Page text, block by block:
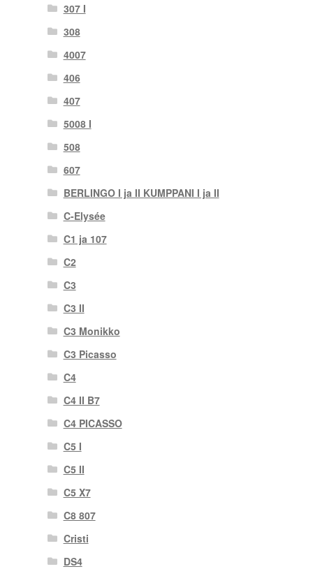
307 I
308
4007
406
407
5008 I
508
607
BERLINGO I ja II KUMPPANI I ja II
C-Elysée
C1 ja 107
C2
C3
C3 II
C3 Monikko
C3 Picasso
C4
C4 II B7
C4 PICASSO
C5 I
C5 II
C5 X7
C8 807
Cristi
DS4